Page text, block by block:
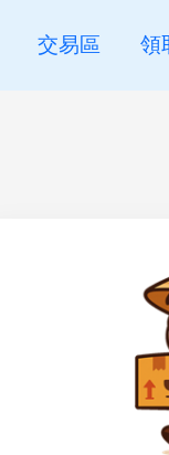
交易區 領